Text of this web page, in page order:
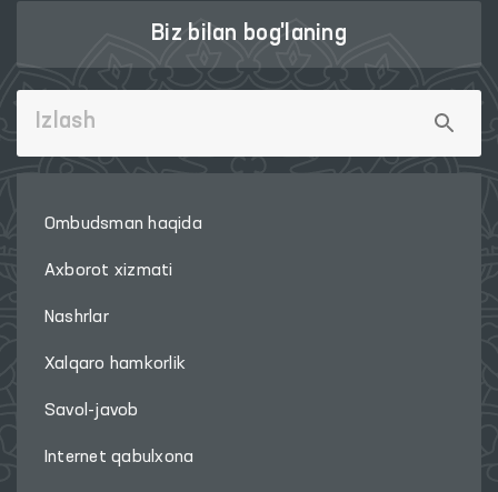
Biz bilan bog'laning
Ombudsman haqida
Axborot xizmati
Nashrlar
Xalqaro hamkorlik
Savol-javob
Internet qabulxona